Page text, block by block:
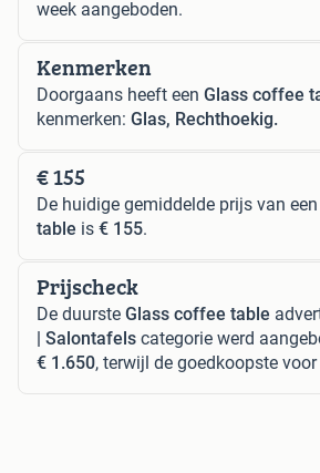
week aangeboden.
Kenmerken
Doorgaans heeft een Glass coffee
kenmerken: Glas, Rechthoekig.
€ 155
De huidige gemiddelde prijs van een
table is € 155.
Prijscheck
De duurste Glass coffee table
| Salontafels categorie werd
€ 1.650, terwijl de goedkoopste voor